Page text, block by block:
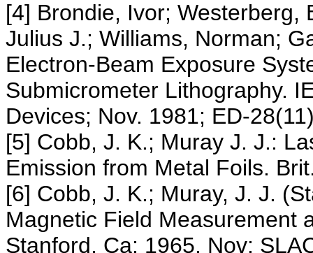
[4] Brondie, Ivor; Westerberg,
Julius J.; Williams, Norman;
Electron-Beam Exposure
Submicrometer Lithography.
Devices; Nov. 1981; ED-
[5] Cobb, J. K.; Muray J. J.:
Emission from Metal Foils.
[6] Cobb, J. K.; Muray, J. J.
Magnetic Field Measurement
Stanford, Ca; 1965. Nov;